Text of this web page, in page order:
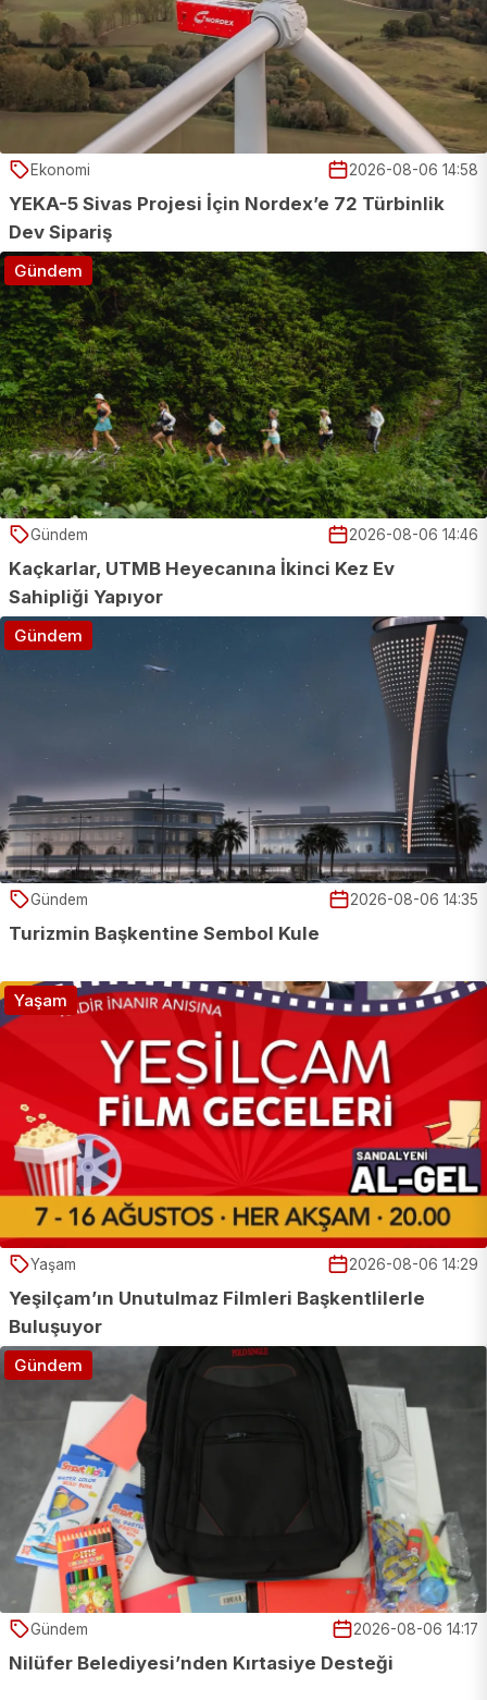
Ekonomi 2026-08-06 14:58
YEKA-5 Sivas Projesi İçin Nordex’e 72 Türbinlik
Dev Sipariş
Gündem 2026-08-06 14:46
Kaçkarlar, UTMB Heyecanına İkinci Kez Ev
Sahipliği Yapıyor
Gündem
Gündem 2026-08-06 14:35
Turizmin Başkentine Sembol Kule
Gündem
Yaşam 2026-08-06 14:29
Yeşilçam’ın Unutulmaz Filmleri Başkentlilerle
Buluşuyor
Yaşam
Gündem 2026-08-06 14:17
Nilüfer Belediyesi’nden Kırtasiye Desteği
Gündem